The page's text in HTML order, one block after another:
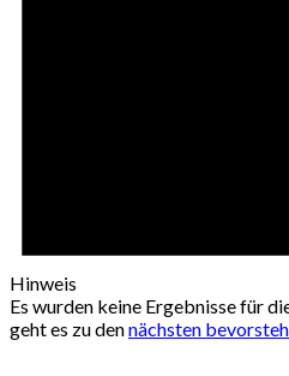
Hinweis
Es wurden keine Ergebnisse für
geht es zu dennächsten